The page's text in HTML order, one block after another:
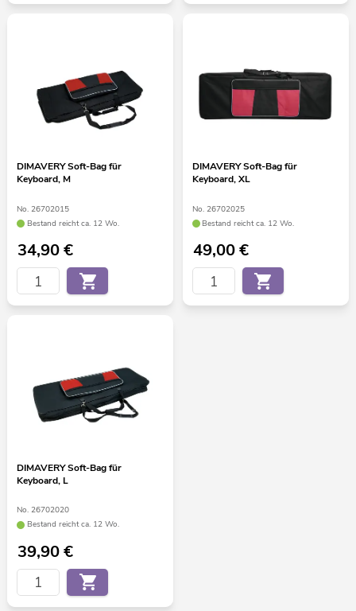
DIMAVERY Soft-Bag für
Keyboard, M
No. 26702015
Bestand reicht ca. 12 Wo.
34,90€
DIMAVERY Soft-Bag für
Keyboard, XL
No. 26702025
Bestand reicht ca. 12 Wo.
49,00€
DIMAVERY Soft-Bag für
Keyboard, L
No. 26702020
Bestand reicht ca. 12 Wo.
39,90€